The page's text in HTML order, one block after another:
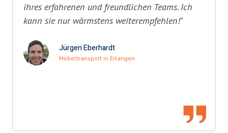
ihres erfahrenen und freundlichen Teams. Ich
kann sie nur wärmstens weiterempfehlen!"
Jürgen Eberhardt
Möbeltransport in Erlangen